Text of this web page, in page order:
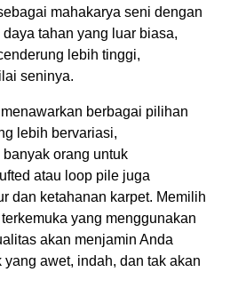
mahakarya seni dengan
tahan yang luar biasa,
lebih tinggi,
seninya.
menawarkan berbagai pilihan
lebih bervariasi,
orang untuk
atau loop pile juga
dan ketahanan karpet. Memilih
yang menggunakan
akan menjamin Anda
awet, indah, dan tak akan